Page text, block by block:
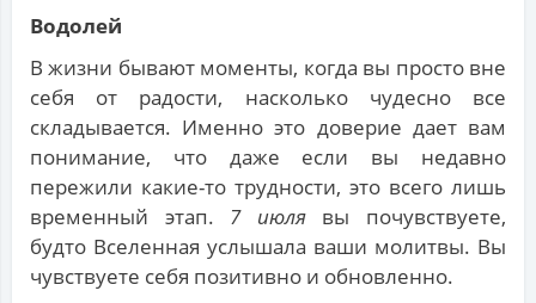
Водолей
В жизни бывают моменты, когда вы просто вне
себя от радости, насколько чудесно все
складывается. Именно это доверие дает вам
понимание, что даже если вы недавно
пережили какие-то трудности, это всего лишь
временный этап. 7 июля вы почувствуете,
будто Вселенная услышала ваши молитвы. Вы
чувствуете себя позитивно и обновленно.